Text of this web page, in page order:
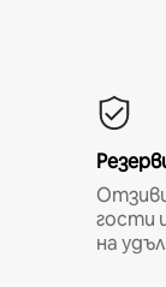
гости
на